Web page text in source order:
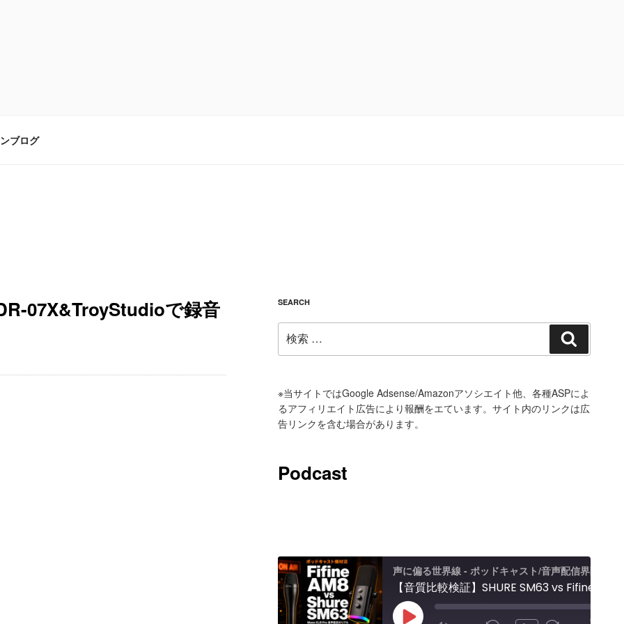
ブログ
07X&TroyStudioで録音 SEARCH
索:
索
※当サイトではGoogle Adsense/Amazonアソシエイト他、各種ASPによ
るアフィリエイト広告により報酬をエています。サイト内のリンクは広
告リンクを含む場合があります。
Podcast
声に偏る世界線 - ポッドキャスト/音声配信界隈
00:00